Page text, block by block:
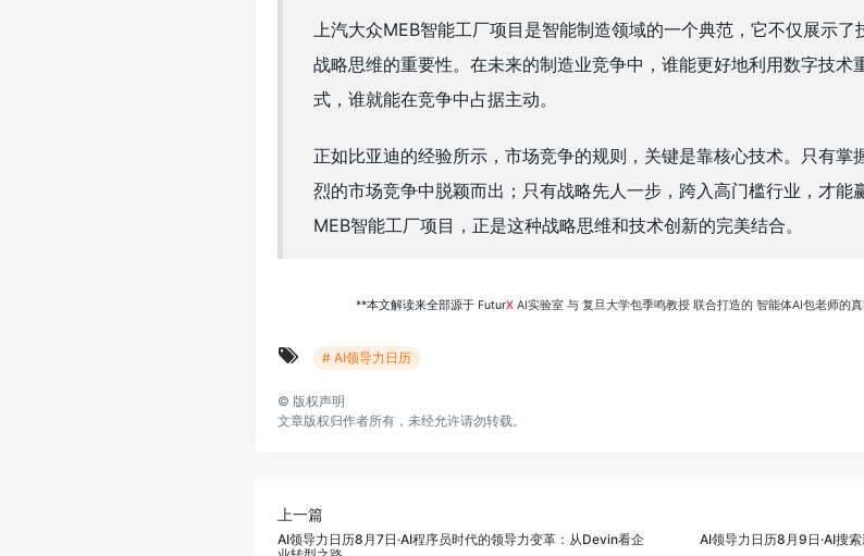
上汽大众MEB智能工厂项目是智能制造领域的一个典范，它不仅展示了
战略思维的重要性。在未来的制造业竞争中，谁能更好地利用数字技术
式，谁就能在竞争中占据主动。
正如比亚迪的经验所示，市场竞争的规则，关键是靠核心技术。只有掌
烈的市场竞争中脱颖而出；只有战略先人一步，跨入高门槛行业，才能
MEB智能工厂项目，正是这种战略思维和技术创新的完美结合。
**本文解读来全部源于 FuturXAI实验室 与 复旦大学包季鸣教授 联合打造的 智能体AI包老师的
# AI领导力日历
© 版权声明
文章版权归作者所有，未经允许请勿转载。
上一篇
AI领导力日历8月7日·AI程序员时代的领导力变革：从Devin看企
AI领导力日历8月9日·AI搜